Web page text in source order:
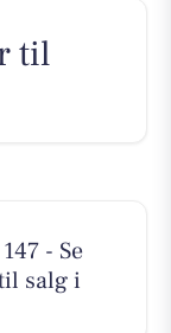
til
- Se
salg i